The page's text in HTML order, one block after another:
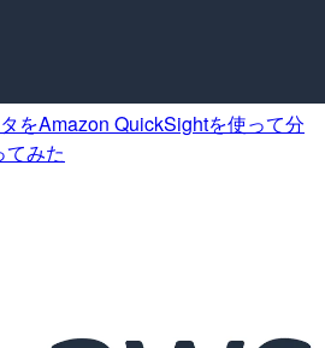
をAmazon QuickSightを使って分
みた